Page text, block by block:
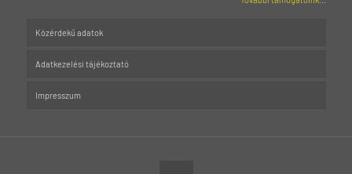
Közérdekű adatok
Adatkezelési tájékoztató
Impresszum